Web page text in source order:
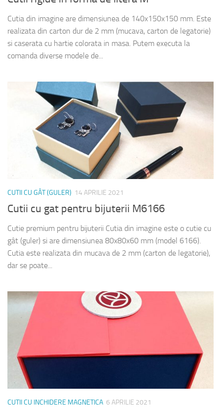
Cutia din imagine are dimensiunea de 140x150x150 mm. Este
realizata din carton dur de 2 mm (mucava, carton de legatorie)
si caserata cu hartie colorata in masa. Putem executa la
comanda diverse modele de...
CUTII CU GÂT (GULER) 14 APRILIE 2021
Cutii cu gat pentru bijuterii M6166
Cutie premium pentru bijuterii Cutia din imagine este o cutie cu
gât (guler) si are dimensiunea 80x80x60 mm (model 6166).
Cutia este realizata din mucava de 2 mm (carton de legatorie),
dar se poate...
CUTII CU INCHIDERE MAGNETICA 6 APRILIE 2021